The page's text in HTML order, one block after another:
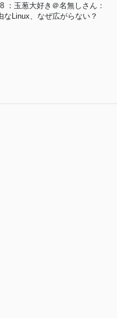
：玉葱大好き＠名無しさん：
Linux、なぜ広がらない？